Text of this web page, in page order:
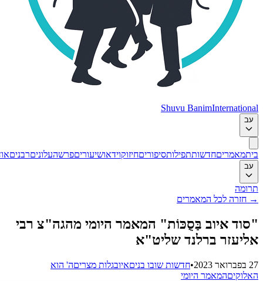
Shuvu Banim
מאמריםחדשותתפילותסיפוריםחיזוקוידאושיעוריםפרשהעלוניםרבניםאודות
חזרה לכל המאמרים
איוב בַּסֻכּוֹת" המאמר היומי מהגה"צ רבי
ברלנד שליט"א
•חדשות שובו בניםאיובגלות מצריםה' הוא
המאמר היומי